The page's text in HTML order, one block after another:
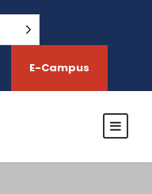
E-Campus